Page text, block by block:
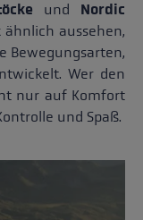
und Nordic
aussehen,
Bewegungsarten,
Wer den
nur auf Komfort
und Spaß.